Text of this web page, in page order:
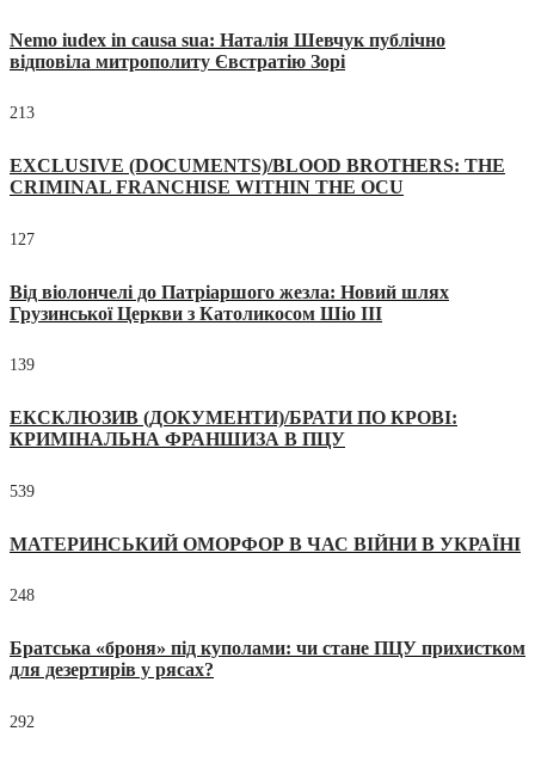
Nemo iudex in causa sua: Наталія Шевчук публічно
відповіла митрополиту Євстратію Зорі
213
EXCLUSIVE (DOCUMENTS)/BLOOD BROTHERS: THE
CRIMINAL FRANCHISE WITHIN THE OCU
127
Від віолончелі до Патріаршого жезла: Новий шлях
Грузинської Церкви з Католикосом Шіо III
139
ЕКСКЛЮЗИВ (ДОКУМЕНТИ)/БРАТИ ПО КРОВІ:
КРИМІНАЛЬНА ФРАНШИЗА В ПЦУ
539
МАТЕРИНСЬКИЙ ОМОРФОР В ЧАС ВІЙНИ В УКРАЇНІ
248
Братська «броня» під куполами: чи стане ПЦУ прихистком
для дезертирів у рясах?
292